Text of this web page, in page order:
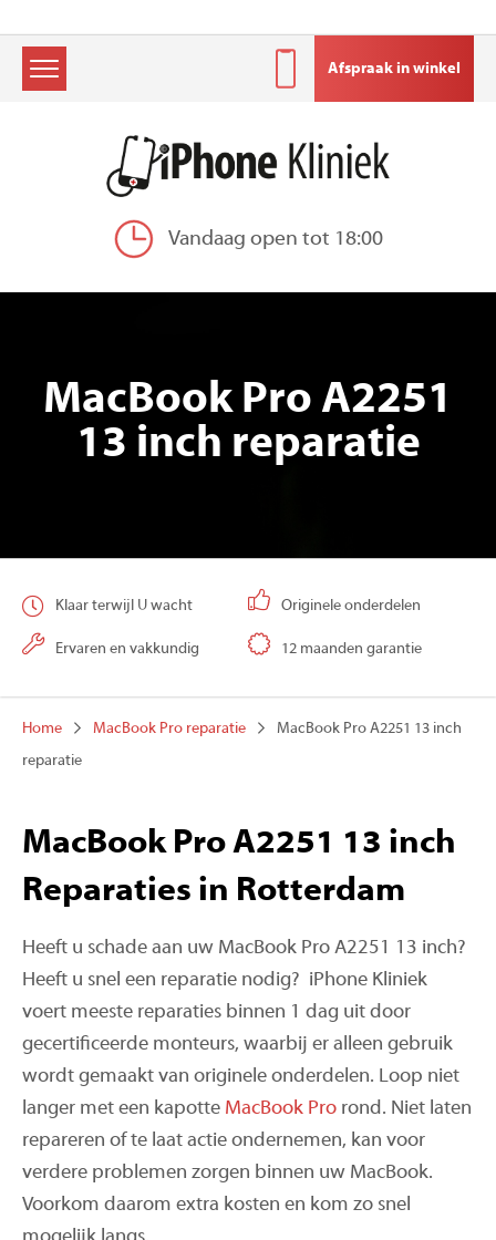
Vandaag open tot 18:00
Afspraak in winkel
MacBook Pro A2251
13 inch reparatie
Klaar terwijl U wacht Originele onderdelen
Ervaren en vakkundig 12 maanden garantie
Home MacBook Pro reparatie
MacBook Pro A2251 13 inch
reparatie
MacBook Pro A2251 13 inch
Reparaties in Rotterdam
Heeft u schade aan uw MacBook Pro A2251 13 inch?
Heeft u snel een reparatie nodig? iPhone Kliniek
voert meeste reparaties binnen 1 dag uit door
gecertificeerde monteurs, waarbij er alleen gebruik
wordt gemaakt van originele onderdelen. Loop niet
langer met een kapotte MacBook Pro rond. Niet laten
repareren of te laat actie ondernemen, kan voor
verdere problemen zorgen binnen uw MacBook.
Voorkom daarom extra kosten en kom zo snel